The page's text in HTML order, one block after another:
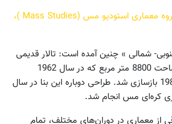
تالار شهر سئول، طراح گروه معماری استودیو مس (Mass Studies )،
شمالی » چنین آمده است: تالار قدیمی
شهر سئول 4طبقه با مساحت 8800 متر مربع که در سال 1962
ساخته شد و در سال 1986 باز‌سازی‌ شد. طراحی دوباره این بنا در سال
از معماری در دوران‌های مختلف، تمام